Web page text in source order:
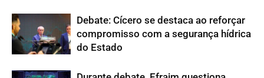
Debate: Cícero se destaca ao reforçar
compromisso com a segurança hídrica
do Estado